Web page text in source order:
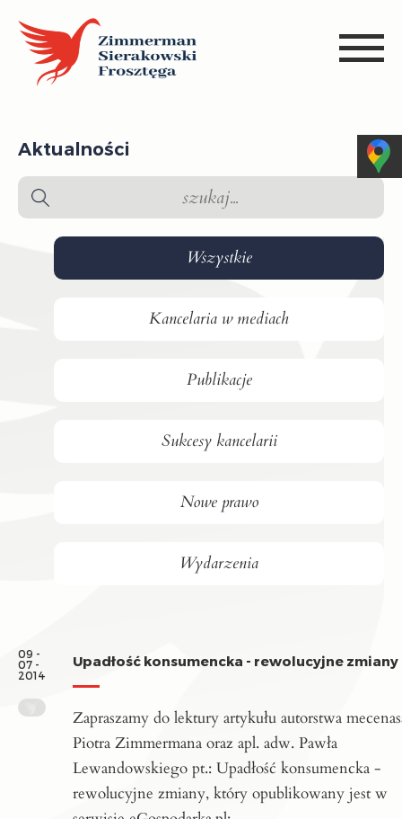
Aktualności
Wszystkie
Kancelaria w mediach
Publikacje
Sukcesy kancelarii
Nowe prawo
Wydarzenia
09 -
07 -
2014
Upadłość konsumencka - rewolucyjne zmiany
Zapraszamy do lektury artykułu autorstwa
Piotra Zimmermana oraz apl. adw. Pawła
Lewandowskiego pt.: Upadłość konsumencka -
rewolucyjne zmiany, który opublikowany jest w